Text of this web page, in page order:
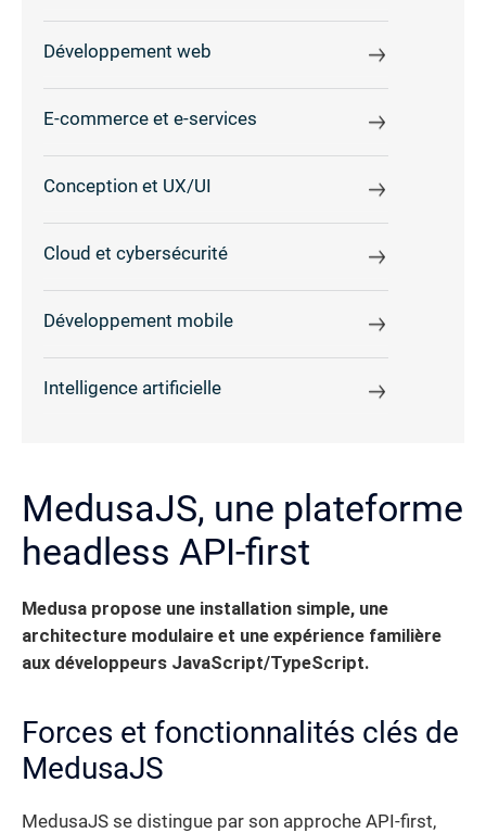
Développement web
E-commerce et e-services
Conception et UX/UI
Cloud et cybersécurité
Développement mobile
Intelligence artificielle
MedusaJS, une plateforme
headless API-first
Medusa propose une installation simple, une
architecture modulaire et une expérience familière
aux développeurs JavaScript/TypeScript.
Forces et fonctionnalités clés de
MedusaJS
MedusaJS se distingue par son approche API-first,